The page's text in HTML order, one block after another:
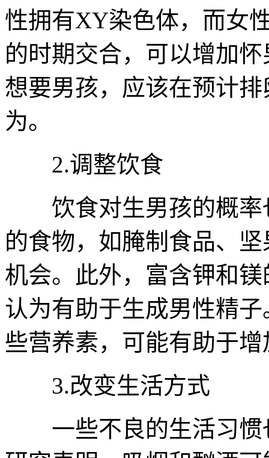
性拥有XY染色体，而女
的时期交合，可以增加
想要男孩，应该在预计
为。
2.调整饮食
饮食对生男孩的概率
的食物，如腌制食品、
机会。此外，富含钾和
认为有助于生成男性精
些营养素，可能有助于
3.改变生活方式
一些不良的生活习惯